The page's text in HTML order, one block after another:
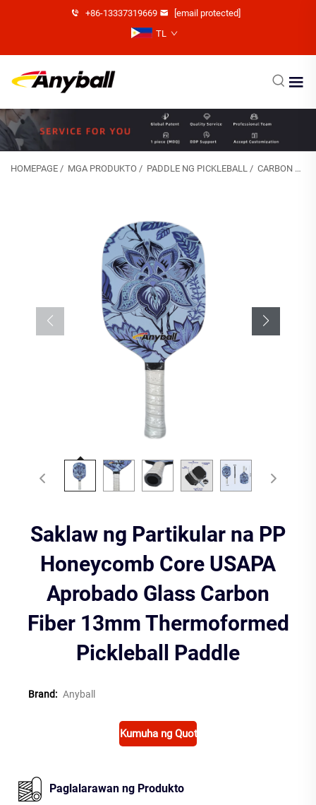
+86-13337319669
[email protected]
TL
HOMEPAGE / MGA PRODUKTO / PADDLE NG PICKLEBALL / CARBON FIBER PICKLEBALL PADDLE
Saklaw ng Partikular na PP
Honeycomb Core USAPA
Aprobado Glass Carbon
Fiber 13mm Thermoformed
Pickleball Paddle
Brand: Anyball
Kumuha ng Quote
Paglalarawan ng Produkto